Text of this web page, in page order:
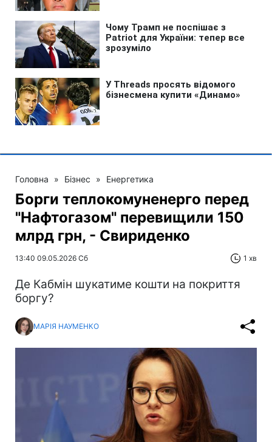
Головна » Бізнес » Енергетика
Борги теплокомуненерго перед
"Нафтогазом" перевищили 150
млрд грн, - Свириденко
13:40 09.05.2026 Сб 1 хв
Де Кабмін шукатиме кошти на покриття
боргу?
МАРІЯ НАУМЕНКО